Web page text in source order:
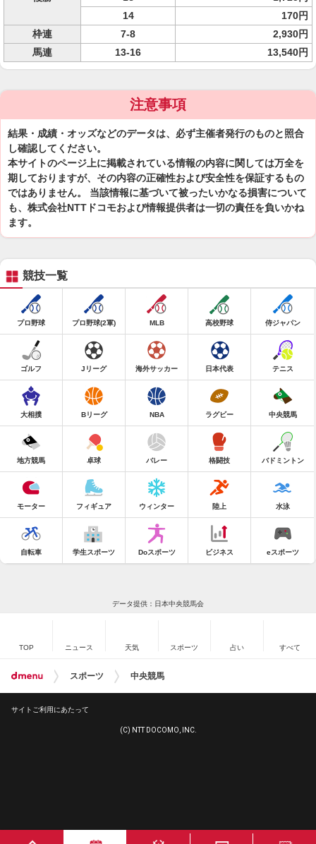
14
170円
枠連
7-8
2,930円
馬連
13-16 13,540円
注意事項
結果・成績・オッズなどのデータは、必ず主催者発行のものと照合
し確認してください。
本サイトのページ上に掲載されている情報の内容に関しては万全を
期しておりますが、その内容の正確性および安全性を保証するもの
ではありません。 当該情報に基づいて被ったいかなる損害について
も、株式会社NTTドコモおよび情報提供者は一切の責任を負いかね
ます。
競技一覧
プロ野球 プロ野球(2軍) MLB 高校野球 侍ジャパン
ゴルフ Jリーグ 海外サッカー 日本代表 テニス
大相撲 Bリーグ NBA ラグビー 中央競馬
地方競馬 卓球 バレー 格闘技 バドミントン
モーター フィギュア ウィンター 陸上 水泳
自転車 学生スポーツ Doスポーツ ビジネス eスポーツ
データ提供：日本中央競馬会
TOP ニュース 天気 スポーツ 占い すべて
スポーツ 中央競馬
サイトご利用にあたって
(C) NTT DOCOMO, INC.